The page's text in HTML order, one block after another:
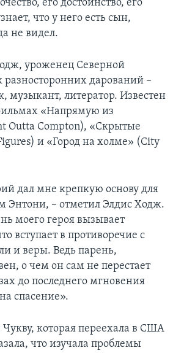
его достоинство, его
что у него есть сын,
не видел.
уроженец Северной
дарований –
музыкант, литератор. Известен
«Напрямую из
Outta Compton), «Скрытые
и «Город на холме» (City
дал мне крепкую основу для
Энтони, – отметил Элдис Ходж.
моего героя вызывает
вступает в противоречие с
и веры. Ведь парень,
о чем он сам не перестает
до последнего мгновения
спасение».
которая переехала в США
что изучала проблемы